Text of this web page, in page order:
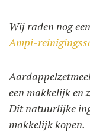
Wij raden nog
Ampi-
een makkelijk en
Dit natuurlijke
makkelijk kopen.